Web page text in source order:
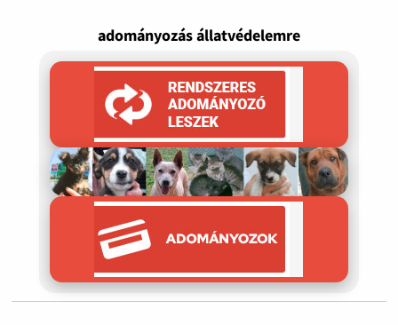
adományozás állatvédelemre